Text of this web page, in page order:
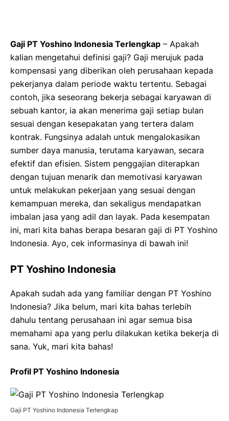
Gaji PT Yoshino Indonesia Terlengkap – Apakah
kalian mengetahui definisi gaji? Gaji merujuk pada
kompensasi yang diberikan oleh perusahaan kepada
pekerjanya dalam periode waktu tertentu. Sebagai
contoh, jika seseorang bekerja sebagai karyawan di
sebuah kantor, ia akan menerima gaji setiap bulan
sesuai dengan kesepakatan yang tertera dalam
kontrak. Fungsinya adalah untuk mengalokasikan
sumber daya manusia, terutama karyawan, secara
efektif dan efisien. Sistem penggajian diterapkan
dengan tujuan menarik dan memotivasi karyawan
untuk melakukan pekerjaan yang sesuai dengan
kemampuan mereka, dan sekaligus mendapatkan
imbalan jasa yang adil dan layak. Pada kesempatan
ini, mari kita bahas berapa besaran gaji di PT Yoshino
Indonesia. Ayo, cek informasinya di bawah ini!
PT Yoshino Indonesia
Apakah sudah ada yang familiar dengan PT Yoshino
Indonesia? Jika belum, mari kita bahas terlebih
dahulu tentang perusahaan ini agar semua bisa
memahami apa yang perlu dilakukan ketika bekerja di
sana. Yuk, mari kita bahas!
Profil PT Yoshino Indonesia
Gaji PT Yoshino Indonesia Terlengkap